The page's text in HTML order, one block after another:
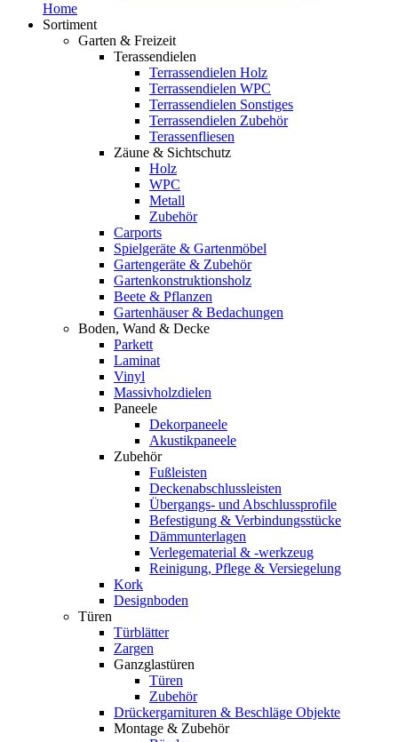
Home
Sortiment
Garten & Freizeit
Terassendielen
Terrassendielen Holz
Terrassendielen WPC
Terrassendielen Sonstiges
Terrassendielen Zubehör
Terassenfliesen
Zäune & Sichtschutz
Holz
WPC
Metall
Zubehör
Carports
Spielgeräte & Gartenmöbel
Gartengeräte & Zubehör
Gartenkonstruktionsholz
Beete & Pflanzen
Gartenhäuser & Bedachungen
Boden, Wand & Decke
Parkett
Laminat
Vinyl
Massivholzdielen
Paneele
Dekorpaneele
Akustikpaneele
Zubehör
Fußleisten
Deckenabschlussleisten
Übergangs- und Abschlussprofile
Befestigung & Verbindungsstücke
Dämmunterlagen
Verlegematerial & -werkzeug
Reinigung, Pflege & Versiegelung
Kork
Designboden
Türen
Türblätter
Zargen
Ganzglastüren
Türen
Zubehör
Drückergarnituren & Beschläge Objekte
Montage & Zubehör